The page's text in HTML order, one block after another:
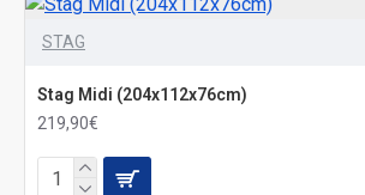
STAG
Stag Midi (204x112x76cm)
219,90€